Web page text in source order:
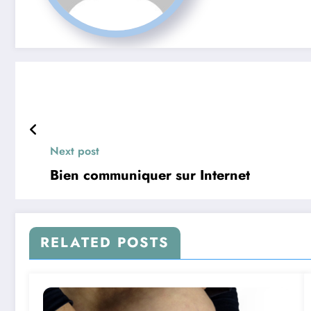
Next post
Bien communiquer sur Internet
RELATED POSTS